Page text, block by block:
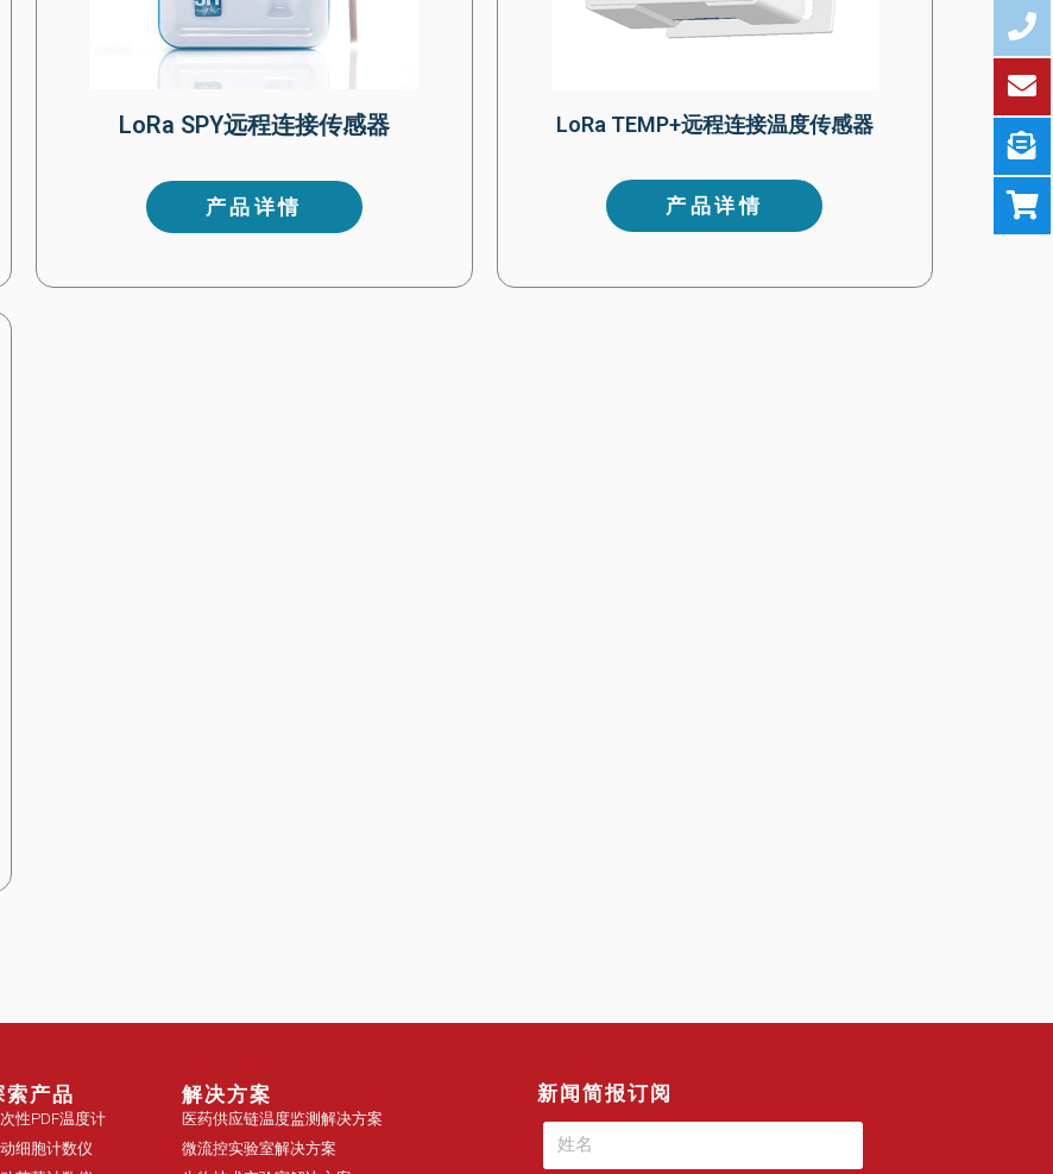
LoRa SPY远程连接传感器
产品详情
LoRa TEMP+远程连接温度传感器
产品详情
索产品
性PDF温度计
细胞计数仪
解决方案
医药供应链温度监测解决方案
微流控实验室解决方案
新闻简报订阅